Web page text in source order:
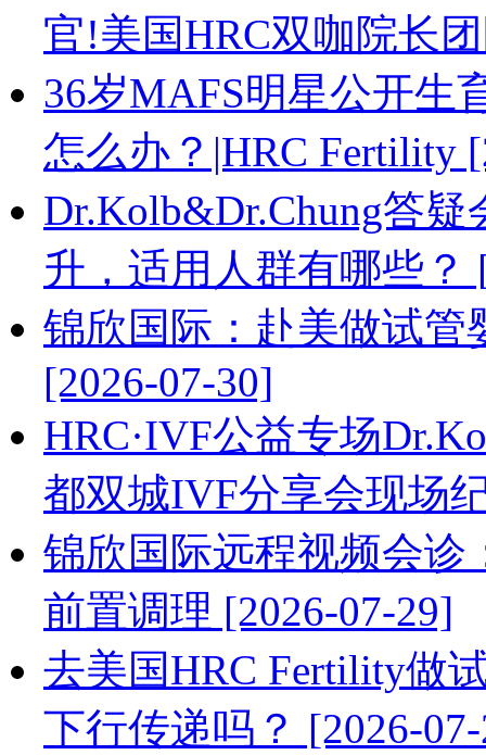
官!美国HRC双咖院长
36岁MAFS明星公开生
怎么办？|HRC Fertility
Dr.Kolb&Dr.Chung答
升，适用人群有哪些？
锦欣国际：赴美做试管
[2026-07-30]
HRC·IVF公益专场
都双城IVF分享会现场
锦欣国际远程视频会诊
前置调理 [2026-07-29]
去美国HRC Fertility做
下行传递吗？ [2026-